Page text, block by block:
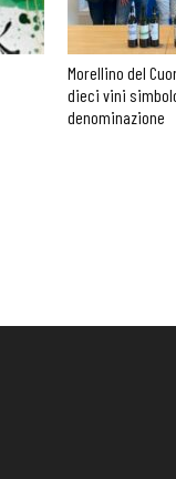
Morellino del
dieci vini
denominazione